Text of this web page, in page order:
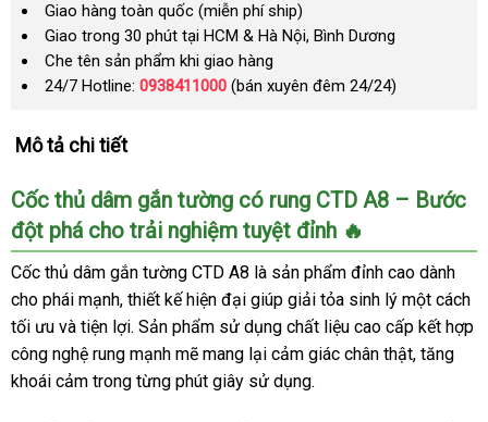
Giao hàng toàn quốc (miễn phí ship)
Giao trong 30 phút tại HCM & Hà Nội, Bình Dương
Che tên sản phẩm khi giao hàng
24/7 Hotline: 0938411000 (bán xuyên đêm 24/24)
Mô tả chi tiết
Cốc thủ dâm gắn tường có rung CTD A8 – Bước
đột phá cho trải nghiệm tuyệt đỉnh 🔥
Cốc thủ dâm gắn tường CTD A8 là sản phẩm đỉnh cao dành
cho phái mạnh, thiết kế hiện đại giúp giải tỏa sinh lý một cách
tối ưu và tiện lợi. Sản phẩm sử dụng chất liệu cao cấp kết hợp
công nghệ rung mạnh mẽ mang lại cảm giác chân thật, tăng
khoái cảm trong từng phút giây sử dụng.